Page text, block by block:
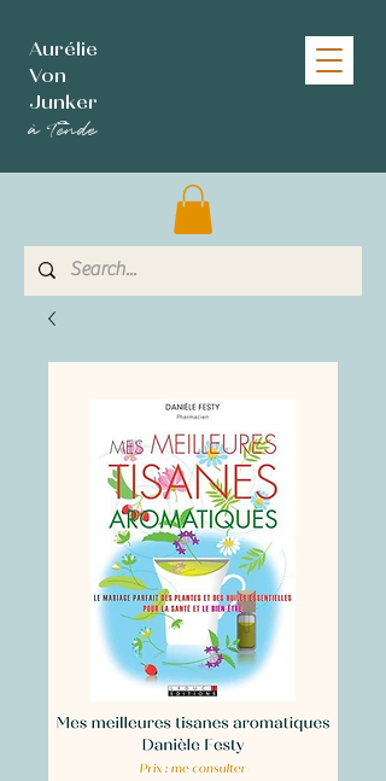
Aurélie
Von
Junker
à Tende